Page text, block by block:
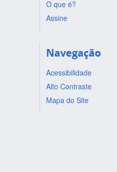
O que é?
Assine
Navegação
Acessibilidade
Alto Contraste
Mapa do Site